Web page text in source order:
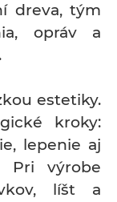
dreva, tým
opráv a
estetiky.
kroky:
lepenie aj
Pri výrobe
líšt a